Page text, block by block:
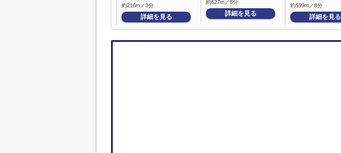
約216m／3分
詳細を見る
約627m／8分
詳細を見る
約599m／8分
詳細を見る